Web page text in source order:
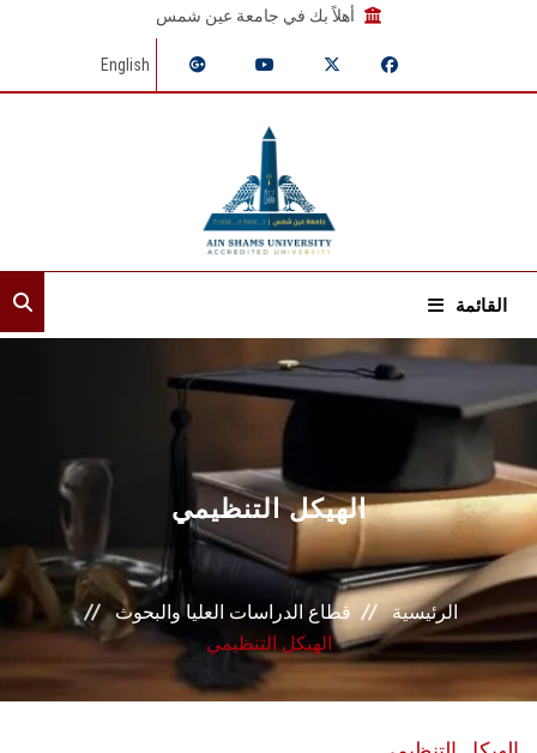
أهلاً بك في جامعة عين شمس
English
القائمة
إدارات القطاع
خدمات القطاع
المراكز و الوحدات
النشر الدولي
الهيكل التنظيمي
الرئيسية
قطاع الدراسات العليا والبحوث
الهيكل التنظيمي